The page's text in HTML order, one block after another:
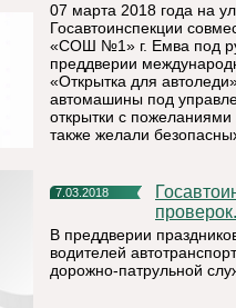
07 марта 2018 года на
Госавтоинспекции
«СОШ №1» г. Емва под
преддверии
«Открытка для
автомашины под
открытки с
также желали
7.03.2018
Госавтоинспекторы проверят водителей во время массовых
проверок.
В преддверии
водителей
дорожно-патрульной